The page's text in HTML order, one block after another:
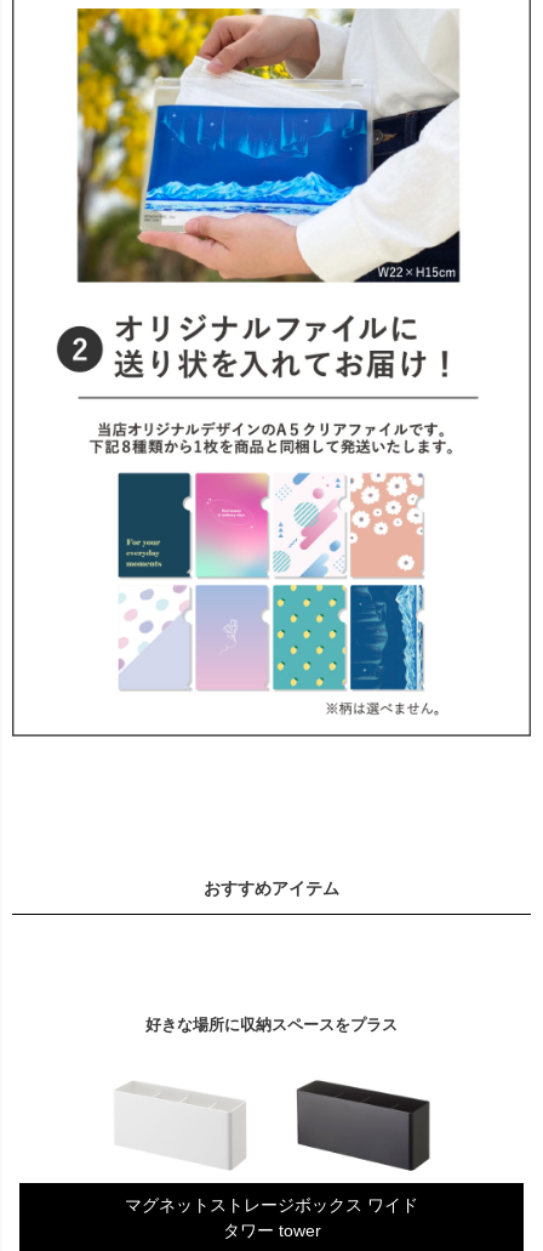
おすすめアイテム
好きな場所に収納スペースをプラス
マグネットストレージボックス ワイド
タワー tower